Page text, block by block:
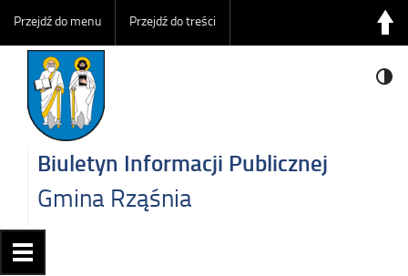
Przejdź do menu Przejdź do treści
Biuletyn Informacji Publicznej
Gmina Rząśnia